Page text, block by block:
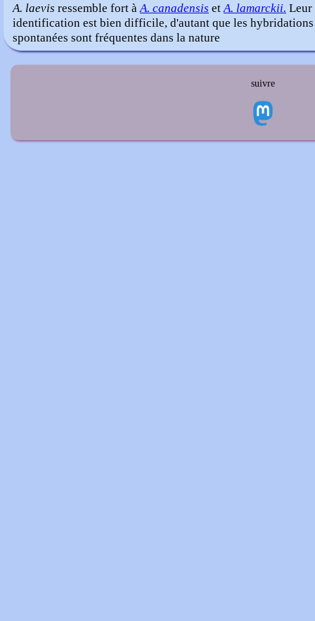
A. laevis ressemble fort àA. canadensis etA. lamarckii. Leur
identification est bien difficile, d'autant que les hybridations
spontanées sont fréquentes dans la nature
suivre